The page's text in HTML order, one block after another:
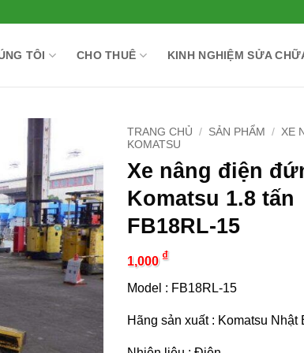
TÔI CHO THUÊ KINH NGHIỆM SỬA
TRANG CHỦ / SẢN PHẨM / XE
KOMATSU
Xe nâng điện
Komatsu 1.8 tấn
FB18RL-15
1,000 ₫
Model : FB18RL-15
Hãng sản xuất : Komatsu Nhật